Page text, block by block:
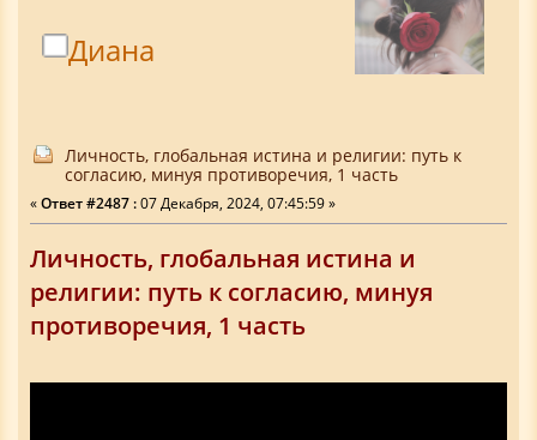
Диана
Личность, глобальная истина и религии: путь к
согласию, минуя противоречия, 1 часть
«Ответ #2487 :07 Декабря, 2024, 07:45:59 »
Личность, глобальная истина и
религии: путь к согласию, минуя
противоречия, 1 часть